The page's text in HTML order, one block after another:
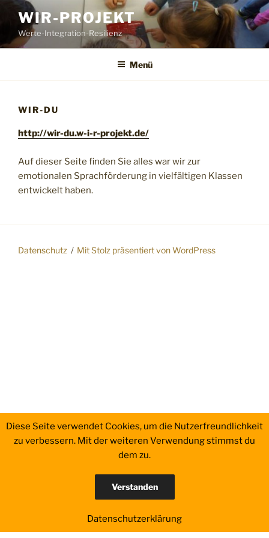
Zum
Inhalt
springen
WIR-PROJEKT
Werte-Integration-Resilienz
Menü
WIR-DU
http://wir-du.w-i-r-projekt.de/
Auf dieser Seite finden Sie alles war wir zur
emotionalen Sprachförderung in vielfältigen Klassen
entwickelt haben.
Datenschutz Mit Stolz präsentiert von WordPress
Diese Seite verwendet Cookies, um die Nutzerfreundlichkeit
zu verbessern. Mit der weiteren Verwendung stimmst du
dem zu.
Verstanden
Datenschutzerklärung